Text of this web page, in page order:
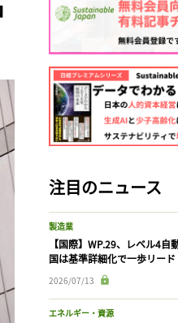
注目のニュース
製造業
【国際】WP.29、レベル4
国は基準詳細化で一歩リード
2026/07/13
エネルギー・資源